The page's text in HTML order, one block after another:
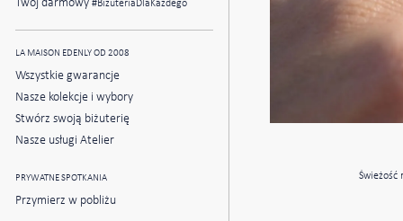
Twój darmowy #BiżuteriaDlaKażdego
LA MAISON EDENLY OD 2008
Wszystkie gwarancje
Nasze kolekcje i wybory
Stwórz swoją biżuterię
Nasze usługi Atelier
PRYWATNE SPOTKANIA
Przymierz w pobliżu
Świeżość